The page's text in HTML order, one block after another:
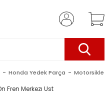
Honda Yedek Parça Motorsiklet